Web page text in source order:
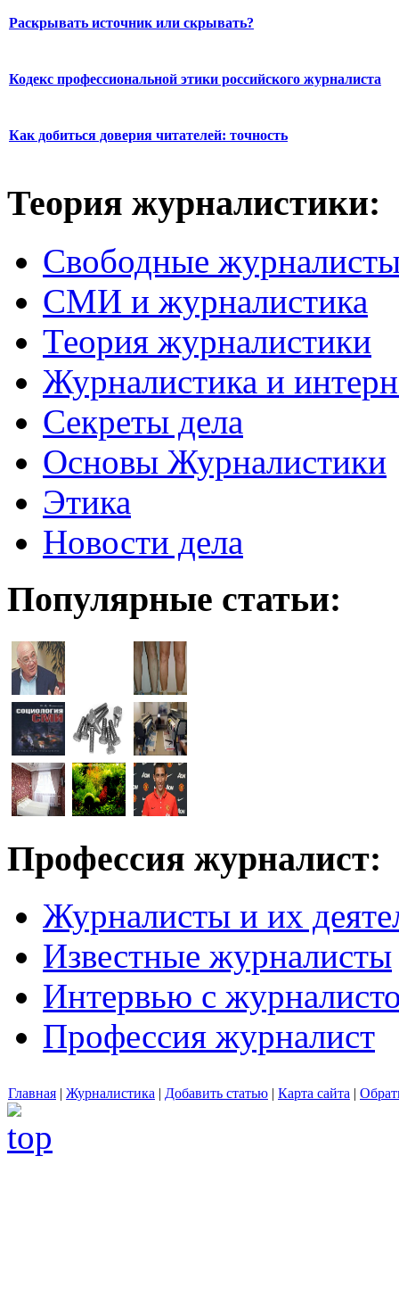
Раскрывать источник или скрывать?
Кодекс профессиональной этики российского журналиста
Как добиться доверия читателей: точность
Теория журналистики:
Свободные
СМИ и журналистика
Теория журналистики
Журналистика и
Секреты дела
Основы Журналистики
Этика
Новости дела
Популярные статьи:
Профессия журналист:
Журналисты и их
Известные журналисты
Интервью с
Профессия журналист
Главная | Журналистика | Добавить статью | Карта сайта |